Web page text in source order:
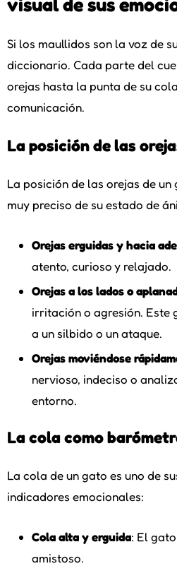
Si los maullidos son la voz de
diccionario. Cada parte del
orejas hasta la punta de su
comunicación.
La posición de las
La posición de las orejas de
muy preciso de su estado de
Orejas erguidas y hacia
atento, curioso y relajado.
Orejas a los lados o
irritación o agresión. Este
a un silbido o un ataque.
Orejas moviéndose
nervioso, indeciso o
entorno.
La cola como
La cola de un gato es uno de
indicadores emocionales:
Cola alta y erguida: El
amistoso.